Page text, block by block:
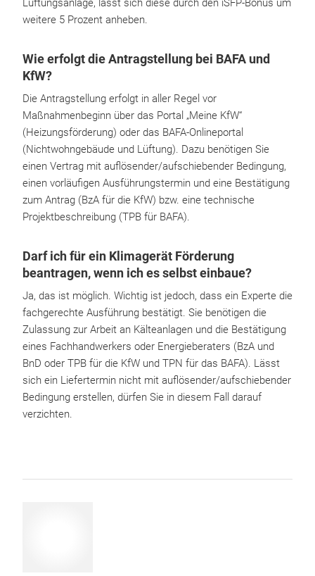
Lüftungsanlage, lässt sich diese durch den iSFP-Bonus um
weitere 5 Prozent anheben.
Wie erfolgt die Antragstellung bei BAFA und
KfW?
Die Antragstellung erfolgt in aller Regel vor
Maßnahmenbeginn über das Portal „Meine KfW“
(Heizungsförderung) oder das BAFA-Onlineportal
(Nichtwohngebäude und Lüftung). Dazu benötigen Sie
einen Vertrag mit auflösender/aufschiebender Bedingung,
einen vorläufigen Ausführungstermin und eine Bestätigung
zum Antrag (BzA für die KfW) bzw. eine technische
Projektbeschreibung (TPB für BAFA).
Darf ich für ein Klimagerät Förderung
beantragen, wenn ich es selbst einbaue?
Ja, das ist möglich. Wichtig ist jedoch, dass ein Experte die
fachgerechte Ausführung bestätigt. Sie benötigen die
Zulassung zur Arbeit an Kälteanlagen und die Bestätigung
eines Fachhandwerkers oder Energieberaters (BzA und
BnD oder TPB für die KfW und TPN für das BAFA). Lässt
sich ein Liefertermin nicht mit auflösender/aufschiebender
Bedingung erstellen, dürfen Sie in diesem Fall darauf
verzichten.